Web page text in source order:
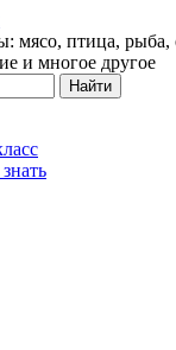
мясо, птица,
и многое другое